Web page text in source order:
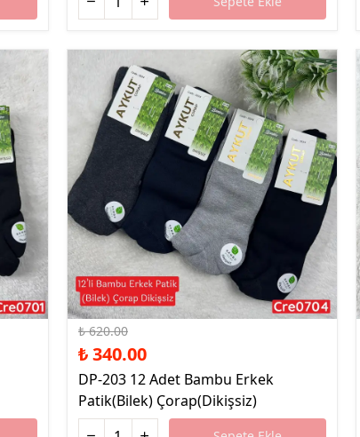
%45 İndirim
₺ 620.00
₺ 340.00
DP-203 12 Adet Bambu Erkek
Patik(Bilek) Çorap(Dikişsiz)